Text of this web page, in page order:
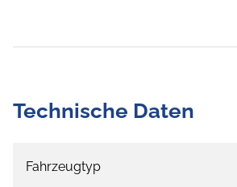
Technische Daten
Fahrzeugtyp